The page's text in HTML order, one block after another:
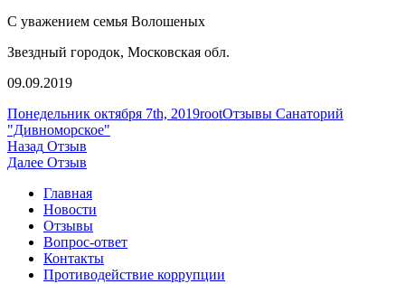
С уважением семья Волошеных
Звездный городок, Московская обл.
09.09.2019
Опубликовано
Понедельник октября 7th, 2019Автор
rootРубрики
Отзывы Санаторий
"Дивноморское"
Навигация
по
записям
Назад Предыдущая
запись:
Отзыв
Далее Следующая
Отзыв
Главная
Новости
Отзывы
Вопрос-ответ
Контакты
Противодействие коррупции